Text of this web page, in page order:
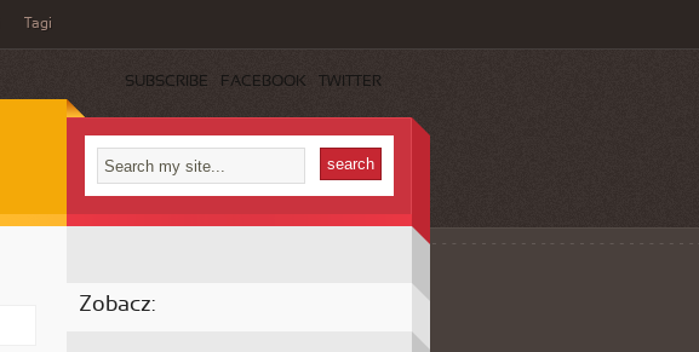
Tagi
SUBSCRIBE FACEBOOK TWITTER
Zobacz: